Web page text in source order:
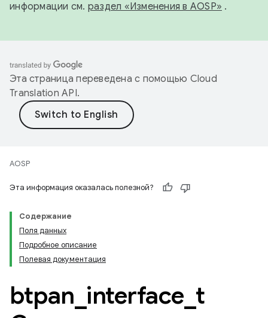
информации см. раздел «Изменения в AOSP» .
Эта страница переведена с помощью Cloud
Translation API.
AOSP
Эта информация оказалась полезной?
Содержание
Поля данных
Подробное описание
Полевая документация
btpan interface t